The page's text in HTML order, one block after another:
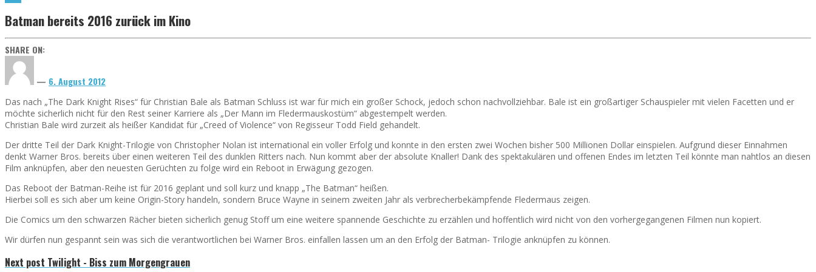
Batman bereits 2016 zurück im Kino
SHARE ON:
— 6. August 2012
Das nach „The Dark Knight Rises“ für Christian Bale als Batman Schluss ist war für mich ein großer Schock, jedoch schon nachvollziehbar. Bale ist ein großartiger Schauspieler mit vielen Facetten und er
möchte sicherlich nicht für den Rest seiner Karriere als „Der Mann im Fledermauskostüm“ abgestempelt werden.
Christian Bale wird zurzeit als heißer Kandidat für „Creed of Violence“ von Regisseur Todd Field gehandelt.
Der dritte Teil der Dark Knight-Trilogie von Christopher Nolan ist international ein voller Erfolg und konnte in den ersten zwei Wochen bisher 500 Millionen Dollar einspielen. Aufgrund dieser Einnahmen
denkt Warner Bros. bereits über einen weiteren Teil des dunklen Ritters nach. Nun kommt aber der absolute Knaller! Dank des spektakulären und offenen Endes im letzten Teil könnte man nahtlos an diesen
Film anknüpfen, aber den neuesten Gerüchten zu folge wird ein Reboot in Erwägung gezogen.
Das Reboot der Batman-Reihe ist für 2016 geplant und soll kurz und knapp „The Batman“ heißen.
Hierbei soll es sich aber um keine Origin-Story handeln, sondern Bruce Wayne in seinem zweiten Jahr als verbrecherbekämpfende Fledermaus zeigen.
Die Comics um den schwarzen Rächer bieten sicherlich genug Stoff um eine weitere spannende Geschichte zu erzählen und hoffentlich wird nicht von den vorhergegangenen Filmen nun kopiert.
Wir dürfen nun gespannt sein was sich die verantwortlichen bei Warner Bros. einfallen lassen um an den Erfolg der Batman- Trilogie anknüpfen zu können.
Next post Twilight - Biss zum Morgengrauen